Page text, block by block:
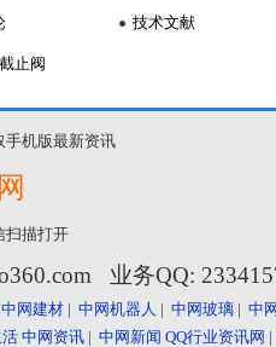
技术文献
止阀
手机版最新资讯
扫描打开
业务QQ:
中网建材 | 中网机器人 | 中网玻璃 | 中
中网资讯 | 中网新闻 QQ行业资讯网